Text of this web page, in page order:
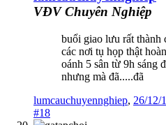
VĐV Chuyên Nghiệp
buổi giao lưu rất thành
các nơi tụ họp thật
oánh 5 sân từ 9h sáng
nhưng mà đã.....đã
lumcauchuyennghiep, 26/12/
#18